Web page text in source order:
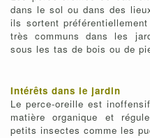
dans le sol ou dans des
ils sortent
très communs dans les
sous les tas de bois ou de
Intérêts dans le jardin
Le perce-oreille est
matière organique et
petits insectes comme les